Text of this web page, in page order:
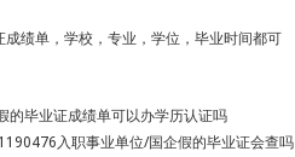
绩单，学校，专业，学位，毕业时间都可
的毕业证成绩单可以办学历认证吗
入职事业单位/国企假的毕业证会查吗